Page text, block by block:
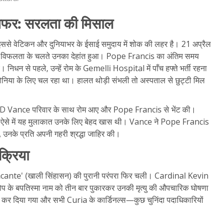
सरलता की मिसाल
वेटिकन और दुनियाभर के ईसाई समुदाय में शोक की लहर है। 21 अप्रैल
के चलते उनका देहांत हुआ। Pope Francis का अंतिम समय
से पहले, उन्हें रोम के Gemelli Hospital में पाँच हफ्ते भर्ती रहना
के लिए चल रहा था। हालत थोड़ी संभली तो अस्पताल से छुट्टी मिल
Vance परिवार के साथ रोम आए और Pope Francis से भेंट की।
में यह मुलाकात उनके लिए बेहद खास थी। Vance ने Pope Francis
प्रति अपनी गहरी श्रद्धा जाहिर की।
(खाली सिंहासन) की पुरानी परंपरा फिर चली। Cardinal Kevin
बपतिस्मा नाम को तीन बार पुकारकर उनकी मृत्यु की औपचारिक घोषणा
दिया गया और सभी Curia के कार्डिनल्स—कुछ चुनिंदा पदाधिकारियों